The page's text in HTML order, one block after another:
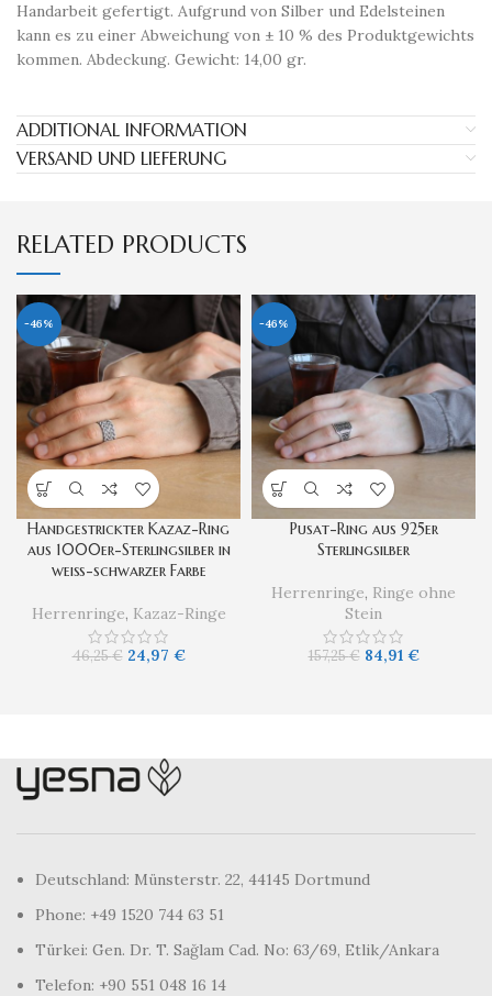
Handarbeit gefertigt. Aufgrund von Silber und Edelsteinen
kann es zu einer Abweichung von ± 10 % des Produktgewichts
kommen. Abdeckung. Gewicht: 14,00 gr.
ADDITIONAL INFORMATION
VERSAND UND LIEFERUNG
RELATED PRODUCTS
-46%
Handgestrickter Kazaz-Ring
aus 1000er-Sterlingsilber in
weiß-schwarzer Farbe
Herrenringe, Kazaz-Ringe
46,25€ 24,97 €
-46%
Pusat-Ring aus 925er
Sterlingsilber
Herrenringe, Ringe ohne
Stein
157,25€ 84,91 €
Deutschland: Münsterstr. 22, 44145 Dortmund
Phone: +49 1520 744 63 51
Türkei: Gen. Dr. T. Sağlam Cad. No: 63/69, Etlik/Ankara
Telefon: +90 551 048 16 14